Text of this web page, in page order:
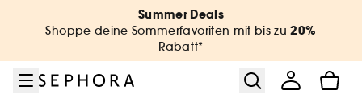
Summer Deals
Shoppe deine Sommerfavoriten mit bis zu20%
Rabatt*